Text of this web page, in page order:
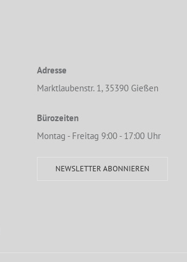
Adresse
Marktlaubenstr. 1, 35390 Gießen
Bürozeiten
Montag - Freitag 9:00 - 17:00 Uhr
NEWSLETTER ABONNIEREN